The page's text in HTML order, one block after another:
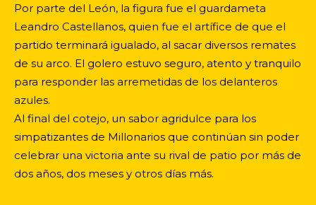
Por parte del León, la figura fue el guardameta
Leandro Castellanos, quien fue el artífice de que el
partido terminará igualado, al sacar diversos remates
de su arco. El golero estuvo seguro, atento y tranquilo
para responder las arremetidas de los delanteros
azules.
Al final del cotejo, un sabor agridulce para los
simpatizantes de Millonarios que continúan sin poder
celebrar una victoria ante su rival de patio por más de
dos años, dos meses y otros días más.